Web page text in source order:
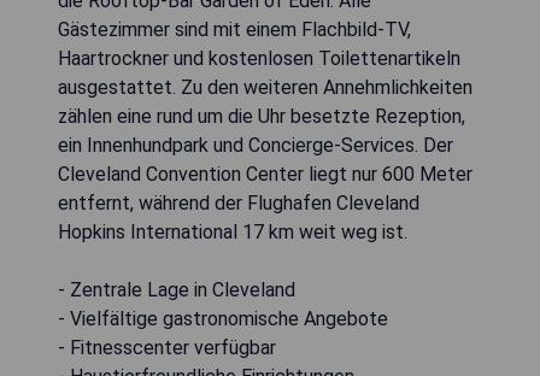
Gästezimmer sind mit einem Flachbild-TV,
Haartrockner und kostenlosen Toilettenartikeln
ausgestattet. Zu den weiteren Annehmlichkeiten
zählen eine rund um die Uhr besetzte Rezeption,
ein Innenhundpark und Concierge-Services. Der
Cleveland Convention Center liegt nur 600 Meter
entfernt, während der Flughafen Cleveland
Hopkins International 17 km weit weg ist.
- Zentrale Lage in Cleveland
- Vielfältige gastronomische Angebote
- Fitnesscenter verfügbar